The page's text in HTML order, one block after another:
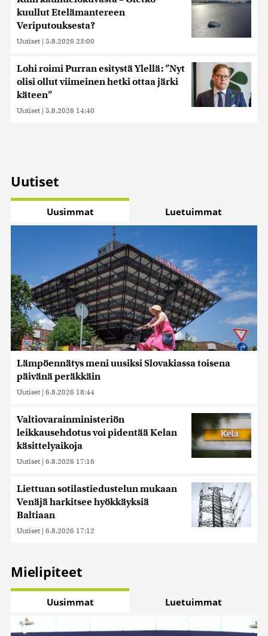
kuullut Etelämantereen
Veriputouksesta?
Uutiset | 5.8.2026 23:00
Lohi roimi Purran esitystä Ylellä: ”Nyt
olisi ollut viimeinen hetki ottaa järki
käteen”
Uutiset | 5.8.2026 14:40
Uutiset
Uusimmat Luetuimmat
Lämpöennätys meni uusiksi Slovakiassa toisena
päivänä peräkkäin
Uutiset | 6.8.2026 18:44
Valtiovarainministeriön
leikkausehdotus voi pidentää Kelan
käsittelyaikoja
Uutiset | 6.8.2026 17:16
Liettuan sotilastiedustelun mukaan
Venäjä harkitsee hyökkäyksiä
Baltiaan
Uutiset | 6.8.2026 17:12
Mielipiteet
Uusimmat Luetuimmat